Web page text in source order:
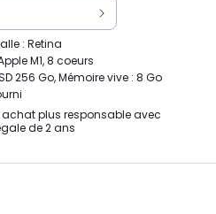
: Retina
M1, 8 coeurs
256 Go, Mémoire vive : 8 Go
achat plus responsable avec
de 2 ans